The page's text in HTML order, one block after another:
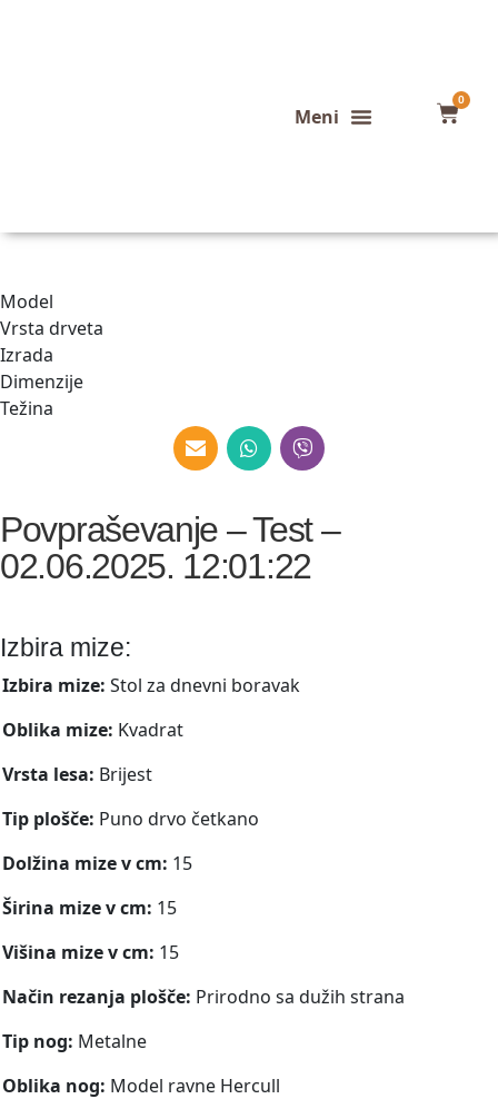
0
Model
Vrsta drveta
Izrada
Dimenzije
Težina
Povpraševanje – Test –
02.06.2025. 12:01:22
Izbira mize:
Izbira mize: Stol za dnevni boravak
Oblika mize: Kvadrat
Vrsta lesa: Brijest
Tip plošče: Puno drvo četkano
Dolžina mize v cm: 15
Širina mize v cm: 15
Višina mize v cm: 15
Način rezanja plošče: Prirodno sa dužih strana
Tip nog: Metalne
Oblika nog: Model ravne Hercull